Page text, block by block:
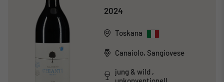
2024
Toskana
Canaiolo, Sangiovese
jung & wild ,